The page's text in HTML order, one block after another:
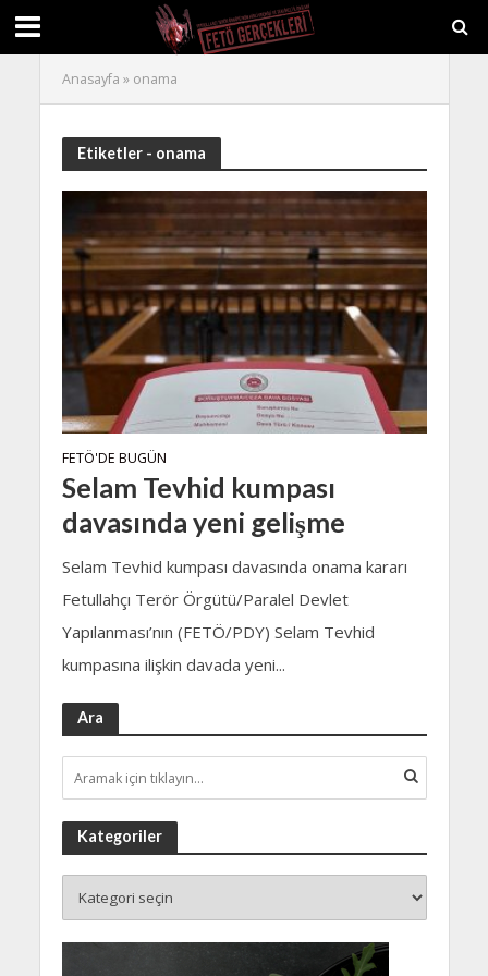
Anasayfa » onama
Etiketler - onama
FETÖ'DE BUGÜN
Selam Tevhid kumpası
davasında yeni gelişme
Selam Tevhid kumpası davasında onama kararı
Fetullahçı Terör Örgütü/Paralel Devlet
Yapılanması’nın (FETÖ/PDY) Selam Tevhid
kumpasına ilişkin davada yeni...
Ara
Kategoriler